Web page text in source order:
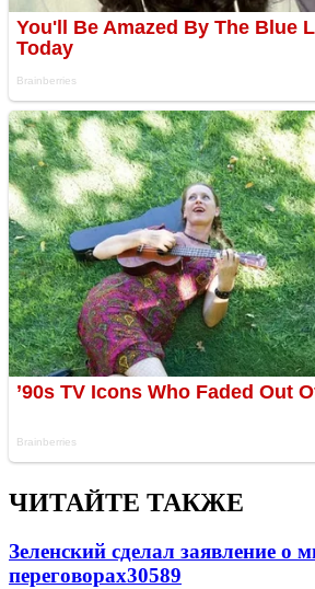
ЧИТАЙТЕ ТАКЖЕ
Зеленский сделал заявление о
переговорах30589